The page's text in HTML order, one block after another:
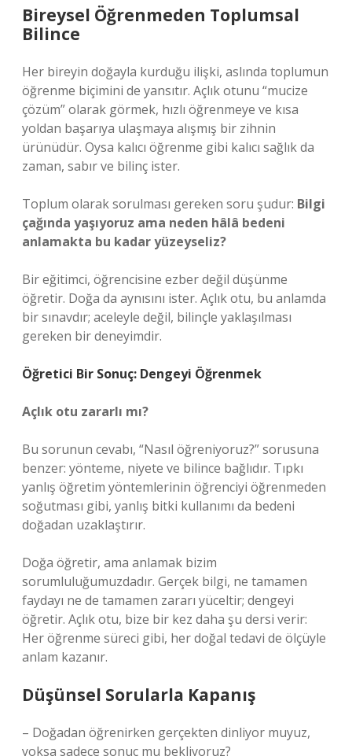
Bireysel Öğrenmeden Toplumsal
Bilince
Her bireyin doğayla kurduğu ilişki, aslında toplumun
öğrenme biçimini de yansıtır. Açlık otunu “mucize
çözüm” olarak görmek, hızlı öğrenmeye ve kısa
yoldan başarıya ulaşmaya alışmış bir zihnin
ürünüdür. Oysa kalıcı öğrenme gibi kalıcı sağlık da
zaman, sabır ve bilinç ister.
Toplum olarak sorulması gereken soru şudur: Bilgi
çağında yaşıyoruz ama neden hâlâ bedeni
anlamakta bu kadar yüzeyseliz?
Bir eğitimci, öğrencisine ezber değil düşünme
öğretir. Doğa da aynısını ister. Açlık otu, bu anlamda
bir sınavdır; aceleyle değil, bilinçle yaklaşılması
gereken bir deneyimdir.
Öğretici Bir Sonuç: Dengeyi Öğrenmek
Açlık otu zararlı mı?
Bu sorunun cevabı, “Nasıl öğreniyoruz?” sorusuna
benzer: yönteme, niyete ve bilince bağlıdır. Tıpkı
yanlış öğretim yöntemlerinin öğrenciyi öğrenmeden
soğutması gibi, yanlış bitki kullanımı da bedeni
doğadan uzaklaştırır.
Doğa öğretir, ama anlamak bizim
sorumluluğumuzdadır. Gerçek bilgi, ne tamamen
faydayı ne de tamamen zararı yüceltir; dengeyi
öğretir. Açlık otu, bize bir kez daha şu dersi verir:
Her öğrenme süreci gibi, her doğal tedavi de ölçüyle
anlam kazanır.
Düşünsel Sorularla Kapanış
– Doğadan öğrenirken gerçekten dinliyor muyuz,
yoksa sadece sonuç mu bekliyoruz?